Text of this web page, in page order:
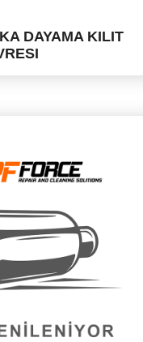
DAYAMA KILIT